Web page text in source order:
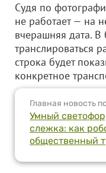
Судя по
не работает — на
вчерашняя дата. В
транслироваться
строка будет
конкретное
Главная новость
Умный
слежка: как
общественный